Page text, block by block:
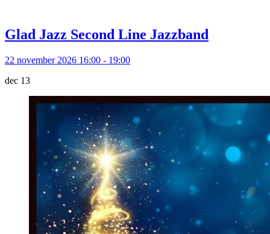
Glad Jazz Second Line Jazzband
22 november 2026 16:00 - 19:00
dec 13